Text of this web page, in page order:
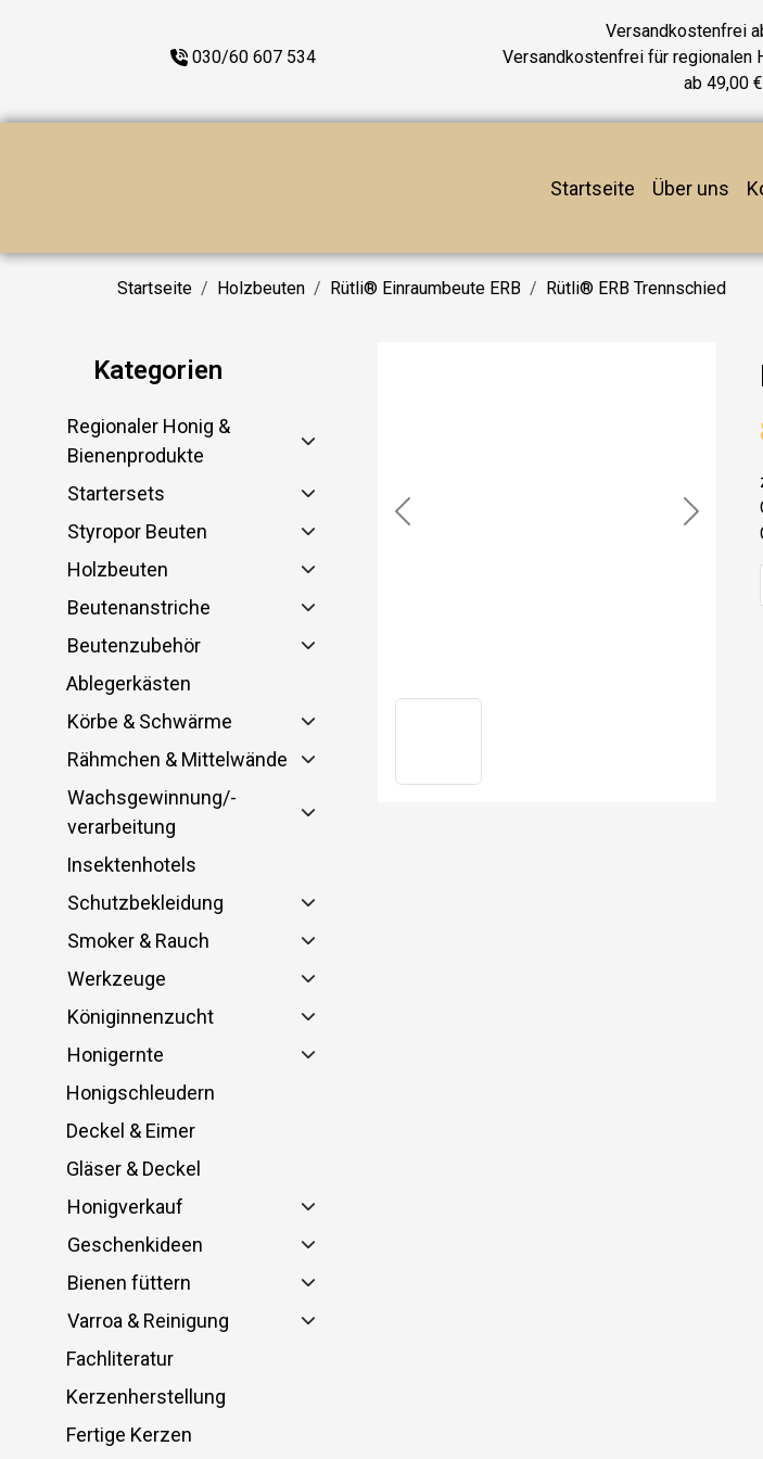
030/60 607 534
Versandkostenfrei
Versandkostenfrei für regionalen
ab 49,00
Startseite Über uns
Startseite Holzbeuten Rütli® Einraumbeute ERB Rütli® ERB Trennschied
Kategorien
Regionaler Honig &
Bienenprodukte
Startersets
Styropor Beuten
Holzbeuten
Beutenanstriche
Beutenzubehör
Ablegerkästen
Körbe & Schwärme
Rähmchen & Mittelwände
Wachsgewinnung/-
verarbeitung
Insektenhotels
Schutzbekleidung
Smoker & Rauch
Werkzeuge
Königinnenzucht
Honigernte
Honigschleudern
Deckel & Eimer
Gläser & Deckel
Honigverkauf
Geschenkideen
Bienen füttern
Varroa & Reinigung
Fachliteratur
Kerzenherstellung
Fertige Kerzen
Previous Next